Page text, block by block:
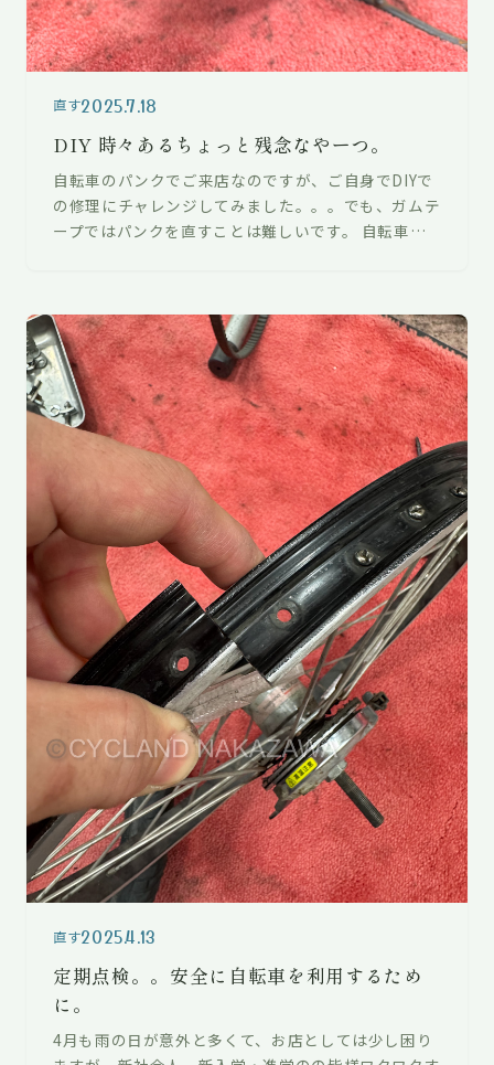
直す2025.7.18
DIY 時々あるちょっと残念なやーつ。
自転車のパンクでご来店なのですが、ご自身でDIYで
の修理にチャレンジしてみました。。。でも、ガムテ
ープではパンクを直すことは難しいです。 自転車の
直す2025.4.13
定期点検。。安全に自転車を利用するため
に。
4月も雨の日が意外と多くて、お店としては少し困り